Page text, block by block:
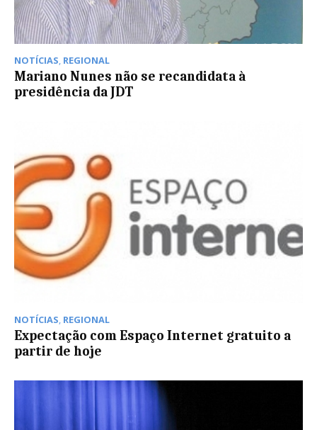
NOTÍCIAS, REGIONAL
Mariano Nunes não se recandidata à
presidência da JDT
NOTÍCIAS, REGIONAL
Expectação com Espaço Internet gratuito a
partir de hoje